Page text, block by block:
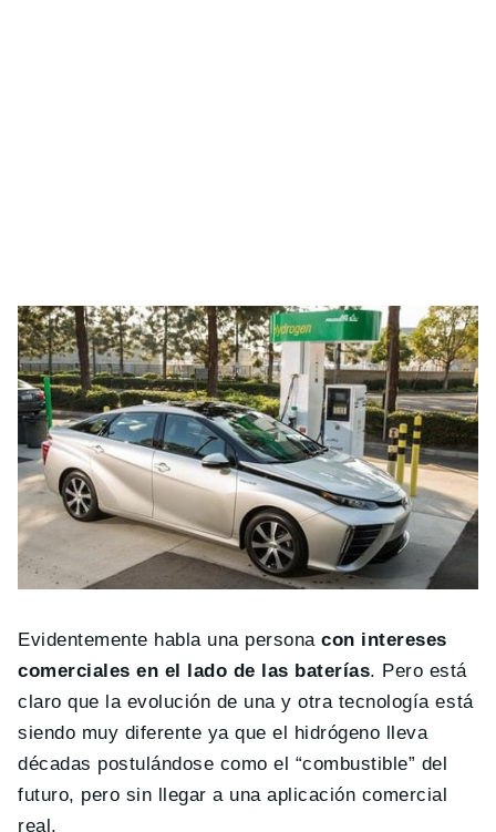
Evidentemente habla una personacon intereses
comerciales en el lado de las baterías. Pero está
claro que la evolución de una y otra tecnología está
siendo muy diferente ya que el hidrógeno lleva
décadas postulándose como el “combustible” del
futuro, pero sin llegar a una aplicación comercial
real.